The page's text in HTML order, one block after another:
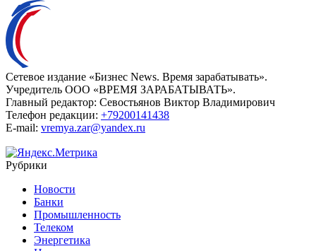
Сетевое издание «Бизнес News. Время зарабатывать».
Учредитель ООО «ВРЕМЯ ЗАРАБАТЫВАТЬ».
Главный редактор: Севостьянов Виктор Владимирович
Телефон редакции: +79200141438
E-mail: vremya.zar@yandex.ru
Рубрики
Новости
Банки
Промышленность
Телеком
Энергетика